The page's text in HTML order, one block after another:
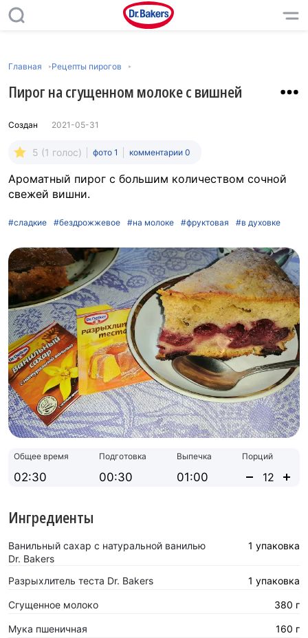
Главная Рецепты пирогов
Пирог на сгущенном молоке с вишней
Создан 2021-05-31
5 (1 голос) фото 1 комментарии 0
Ароматный пирог с большим количеством сочной
свежей вишни.
#сладкие #бездрожжевое #на молоке #фруктовая #в духовке
Общее время
02:30
Подготовка
00:30
Выпечка
01:00
Порций
Ингредиенты
Ванильный сахар с натуральной ванилью
Dr. Bakers
1 упаковка
Разрыхлитель теста Dr. Bakers 1 упаковка
Сгущенное молоко 380 г
Мука пшеничная 160 г